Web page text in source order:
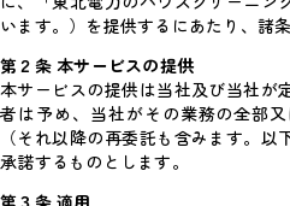
います。）を提供するにあたり、諸
第２条 本サービスの提供
本サービスの提供は当社及び当社が
者は予め、当社がその業務の全部
（それ以降の再委託も含みます。
承諾するものとします。